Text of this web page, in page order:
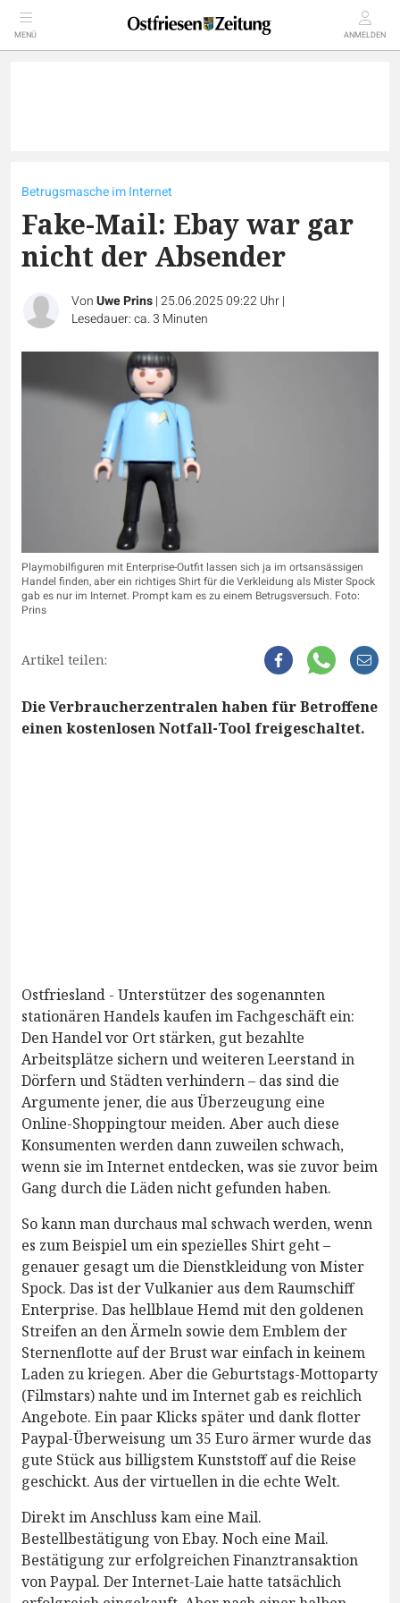
MENÜ ANMELDEN
Betrugsmasche im Internet
Fake-Mail: Ebay war gar
nicht der Absender
VonUwe Prins|25.06.2025 09:22 Uhr|
Lesedauer: ca. 3 Minuten
Playmobilfiguren mit Enterprise-Outfit lassen sich ja im ortsansässigen
Handel finden, aber ein richtiges Shirt für die Verkleidung als Mister Spock
gab es nur im Internet. Prompt kam es zu einem Betrugsversuch. Foto:
Prins
Artikel teilen:
Die Verbraucherzentralen haben für Betroffene
einen kostenlosen Notfall-Tool freigeschaltet.
Ostfriesland - Unterstützer des sogenannten
stationären Handels kaufen im Fachgeschäft ein:
Den Handel vor Ort stärken, gut bezahlte
Arbeitsplätze sichern und weiteren Leerstand in
Dörfern und Städten verhindern – das sind die
Argumente jener, die aus Überzeugung eine
Online-Shoppingtour meiden. Aber auch diese
Konsumenten werden dann zuweilen schwach,
wenn sie im Internet entdecken, was sie zuvor beim
Gang durch die Läden nicht gefunden haben.
So kann man durchaus mal schwach werden, wenn
es zum Beispiel um ein spezielles Shirt geht –
genauer gesagt um die Dienstkleidung von Mister
Spock. Das ist der Vulkanier aus dem Raumschiff
Enterprise. Das hellblaue Hemd mit den goldenen
Streifen an den Ärmeln sowie dem Emblem der
Sternenflotte auf der Brust war einfach in keinem
Laden zu kriegen. Aber die Geburtstags-Mottoparty
(Filmstars) nahte und im Internet gab es reichlich
Angebote. Ein paar Klicks später und dank flotter
Paypal-Überweisung um 35 Euro ärmer wurde das
gute Stück aus billigstem Kunststoff auf die Reise
geschickt. Aus der virtuellen in die echte Welt.
Direkt im Anschluss kam eine Mail.
Bestellbestätigung von Ebay. Noch eine Mail.
Bestätigung zur erfolgreichen Finanztransaktion
von Paypal. Der Internet-Laie hatte tatsächlich